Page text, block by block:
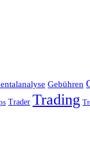
Gebühren
Trader Trading